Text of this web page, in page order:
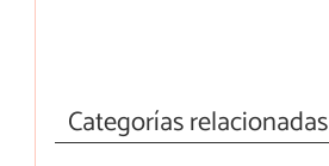
Categorías relacionadas